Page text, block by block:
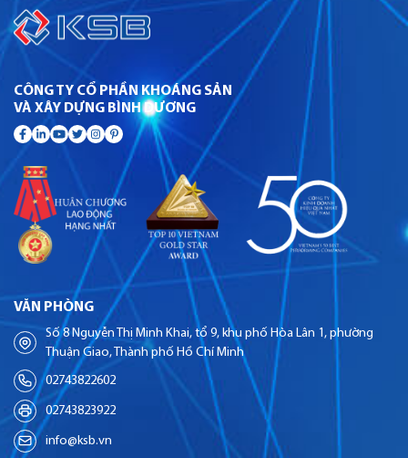
CÔNG TY CỔ PHẦN KHOÁNG SẢN
VÀ XÂY DỰNG BÌNH DƯƠNG
VĂN PHÒNG
Số 8 Nguyễn Thị Minh Khai, tổ 9, khu phố Hòa Lân 1, phường
Thuận Giao, Thành phố Hồ Chí Minh
02743822602
02743823922
info@ksb.vn